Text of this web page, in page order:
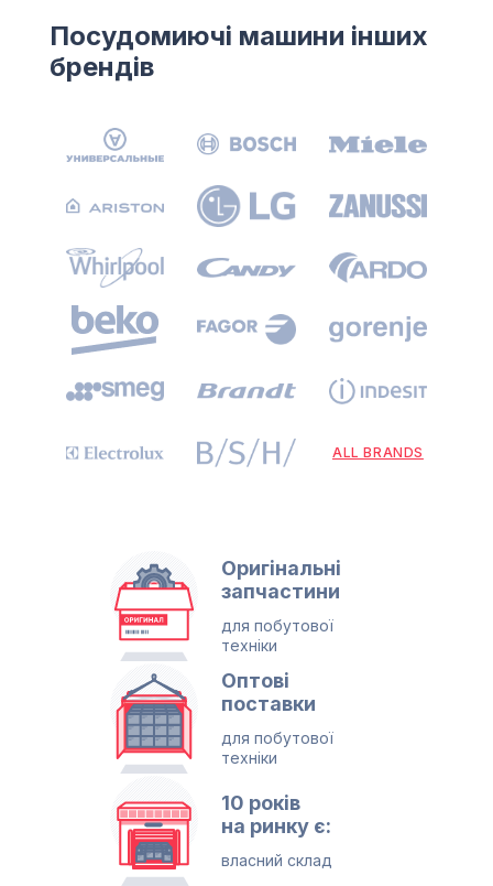
Посудомиючі машини інших
брендів
ALL BRANDS
Оригінальні
запчастини
для побутової
техніки
Оптові
поставки
для побутової
техніки
10 років
на ринку є:
власний склад